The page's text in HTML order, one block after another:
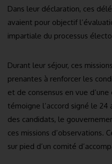
Dans leur déclaration, ces
avaient pour objectif
impartiale du processus
Durant leur séjour, ces
prenantes à renforcer les
et de consensus en vue
témoigne l’accord signé le
des candidats, le
ces missions d’observations.
sur pied d’un comité